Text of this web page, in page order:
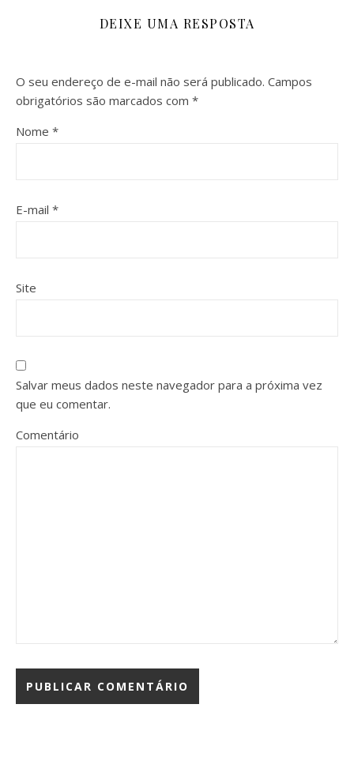
DEIXE UMA RESPOSTA
O seu endereço de e-mail não será publicado. Campos
obrigatórios são marcados com *
Nome *
E-mail *
Site
Salvar meus dados neste navegador para a próxima vez
que eu comentar.
Comentário